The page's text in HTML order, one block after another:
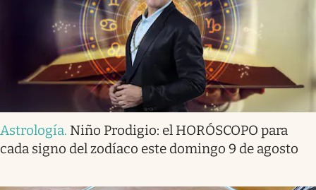
Astrología. Niño Prodigio: el HORÓSCOPO para
cada signo del zodíaco este domingo 9 de agosto